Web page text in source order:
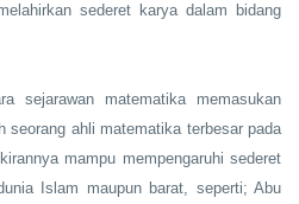
sederet karya dalam bidang
sejarawan matematika memasukan
seorang ahli matematika terbesar pada
mampu mempengaruhi sederet
Islam maupun barat, seperti; Abu